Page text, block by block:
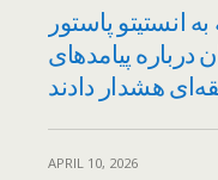
انستیتو پاستور
درباره پیامدهای
هشدار دادند
APRIL 10, 2026